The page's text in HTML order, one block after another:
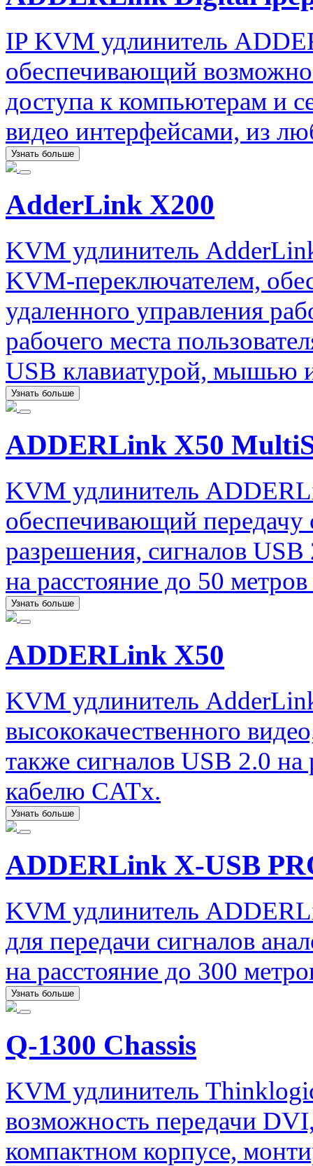
IP KVM удлинитель
обеспечивающий
доступа к компьютерам и
видео интерфейсами, из
Узнать больше
AdderLink X200
KVM удлинитель
KVM-переключателем,
удаленного управления
рабочего места
USB клавиатурой, мышью
Узнать больше
ADDERLink X50
KVM удлинитель
обеспечивающий передачу
разрешения, сигналов
на расстояние до 50
Узнать больше
ADDERLink X50
KVM удлинитель
высококачественного
также сигналов USB 2.0
кабелю CATx.
Узнать больше
ADDERLink X-USB
KVM удлинитель
для передачи сигналов
на расстояние до 300
Узнать больше
Q-1300 Chassis
KVM удлинитель
возможность передачи
компактном корпусе,